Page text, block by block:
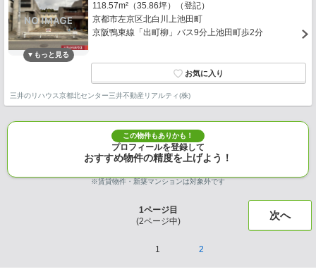
118.57m²（35.86坪）（登記）
京都市左京区北白川上池田町
京阪鴨東線「出町柳」バス9分上池田町歩2分
三井のリハウス京都北センター三井不動産リアルティ(株)
この物件もありかも！
プロフィールを登録して
おすすめ物件の精度を上げよう！
※賃貸物件・新築マンションは対象外です
1ページ目
(2ページ中) 次へ
1 2